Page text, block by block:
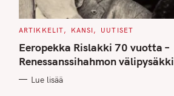
C
T
E
G
O
I
ARTIKKELIT KANSI UUTISET
Eeropekka Rislakki 70 vuotta –
Renessanssihahmon välipysäkki
Lue lisää